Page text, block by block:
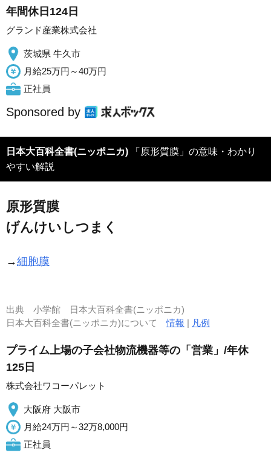
年間休日124日
グランド産業株式会社
茨城県 牛久市
月給25万円～40万円
正社員
Sponsored by
日本大百科全書(ニッポニカ) 「原形質膜」の意味・わかり
やすい解説
原形質膜
げんけいしつまく
→細胞膜
出典 小学館 日本大百科全書(ニッポニカ)
日本大百科全書(ニッポニカ)について情報 | 凡例
プライム上場の子会社物流機器等の「営業」/年休
125日
株式会社ワコーパレット
大阪府 大阪市
月給24万円～32万8,000円
正社員